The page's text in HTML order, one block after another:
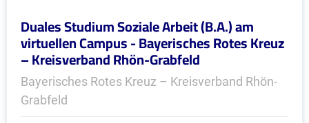
Duales Studium Soziale Arbeit (B.A.) am
virtuellen Campus - Bayerisches Rotes Kreuz
– Kreisverband Rhön-Grabfeld
Bayerisches Rotes Kreuz – Kreisverband Rhön-
Grabfeld